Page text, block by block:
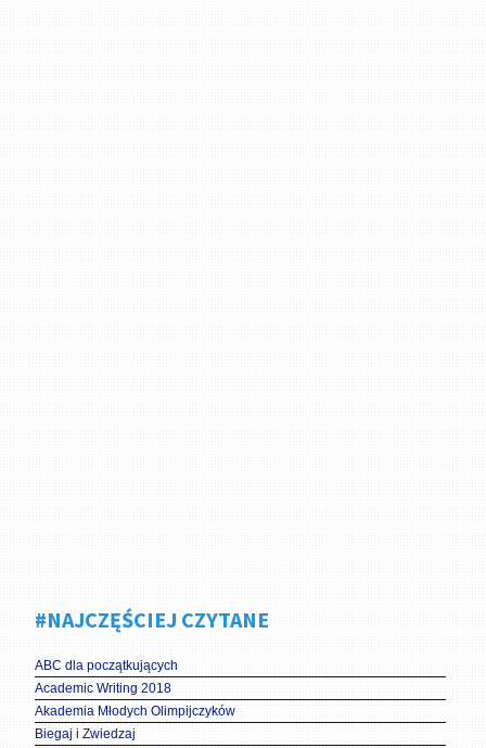
#NAJCZĘŚCIEJ CZYTANE
ABC dla początkujących
Academic Writing 2018
Akademia Młodych Olimpijczyków
Biegaj i Zwiedzaj